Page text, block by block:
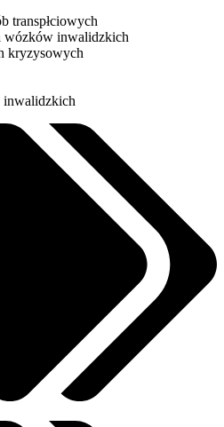
transpłciowych
wózków inwalidzkich
kryzysowych
inwalidzkich